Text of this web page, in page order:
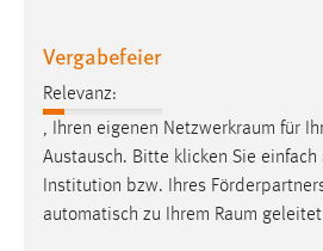
Vergabefeier
Relevanz:
, Ihren eigenen Netzwerkraum für
Austausch. Bitte klicken Sie
Institution bzw. Ihres
automatisch zu Ihrem Raum